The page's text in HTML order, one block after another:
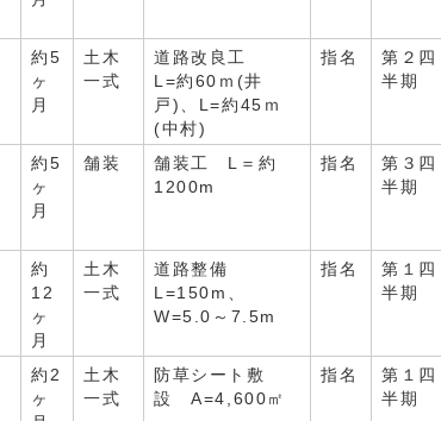
約5
ヶ
月
土木
一式
道路改良工
L=約60ｍ(井
戸)、L=約45ｍ
(中村)
指名
第２四
半期
約5
ヶ
月
舗装
舗装工 L＝約
1200m
指名
第３四
半期
約
12
ヶ
月
土木
一式
道路整備
L=150m、
W=5.0～7.5m
指名
第１四
半期
約2
ヶ
土木
一式
防草シート敷
設 A=4,600㎡
指名
第１四
半期